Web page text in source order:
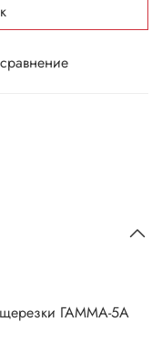
ГАММА-5А